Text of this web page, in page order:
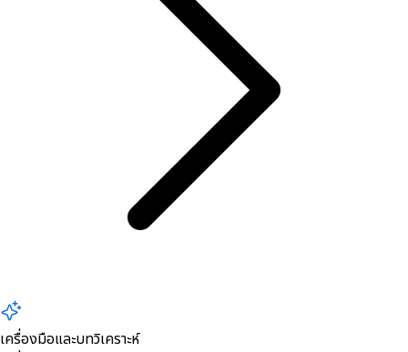
เครื่องมือและบทวิเคราะห์